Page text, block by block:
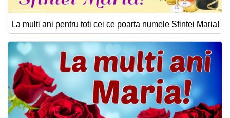
La multi ani pentru toti cei ce poarta numele Sfintei Maria!